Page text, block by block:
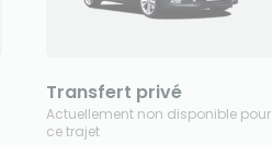
Transfert privé
Actuellement non disponible pour
ce trajet